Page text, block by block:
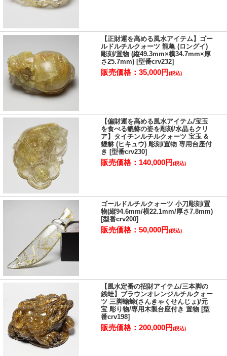
くの人々が貔貅(ヒキュウ)を形どった製品を幸運のお守りとして持
「一回触ると運勢アップ(運程旺盛)、二回触ると財運アップ(財源滾
滾)、三回触ると出世する(平歩青云)」と云われており、商売人を中
心にとても大切に扱われています。
貔貅(ヒキュウ)の置き方についての詳細はこちら>>
金属製の貔貅(ヒキュウ)の置物におきましては、羽が付いている物
を雄、羽の付いていない物を雌として、ペアで販売している事があ
ります。
しかし、ルチルクォーツの貔貅(ヒキュウ)の彫り物におきまして
は、これまで羽のついている貔貅(ヒキュウ)を確認出来ておりませ
金属製と天然石とでは貔貅(ヒキュウ)の概念に違いがございますの
で、ペアで揃えてお持ちになる場合、お好きな物をお選びいただく
ことをお勧めいたします。
龍亀(ロングイ)
龍亀(ロングイ)は貔貅(ヒキュウ)と同じように、良い事が起こる前兆
という意味を表す瑞獣(ずいじゅう)です。
【正財運を高める風水アイテム】ゴー
ルドルチルクォーツ 龍亀 (ロングイ)
彫刻/置物 (縦49.3mm×横34.7mm×厚
さ25.7mm) [型番crv232]
販売価格：35,000円(税込)
【偏財運を高める風水アイテム/宝玉
を食べる貔貅の姿を彫刻/水晶もクリ
ア】タイチンルチルクォーツ 宝玉 &
貔貅 (ヒキュウ) 彫刻/置物 専用台座付
き [型番crv230]
販売価格：140,000円(税込)
ゴールドルチルクォーツ 小刀彫刻/置
物(縦94.6mm/横22.1mm/厚さ7.8mm)
[型番crv200]
販売価格：50,000円(税込)
【風水定番の招財アイテム/三本脚の
銭蛙】ブラウンオレンジルチルクォー
ツ 三脚蟾蜍(さんきゃくせんじょ)/元
宝 彫り物/専用木製台座付き 置物 [型
番crv198]
販売価格：200,000円(税込)